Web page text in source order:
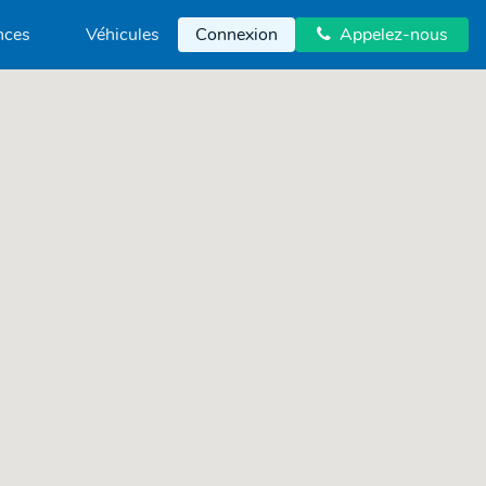
Véhicules Connexion  Appelez-nous